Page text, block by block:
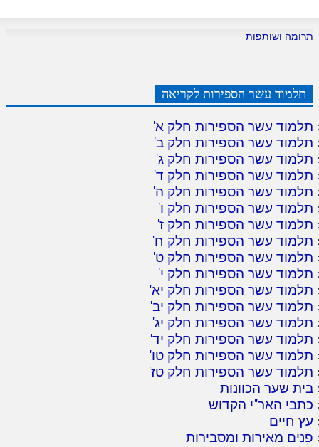
תרומה ושותפות
תלמוד עשר הספירות לקריאה
תלמוד עשר הספירות חלק א'
תלמוד עשר הספירות חלק ב'
תלמוד עשר הספירות חלק ג'
תלמוד עשר הספירות חלק ד'
תלמוד עשר הספירות חלק ה'
תלמוד עשר הספירות חלק ו'
תלמוד עשר הספירות חלק ז'
תלמוד עשר הספירות חלק ח'
תלמוד עשר הספירות חלק ט'
תלמוד עשר הספירות חלק י'
תלמוד עשר הספירות חלק יא'
תלמוד עשר הספירות חלק יב'
תלמוד עשר הספירות חלק יג'
תלמוד עשר הספירות חלק יד'
תלמוד עשר הספירות חלק טו'
תלמוד עשר הספירות חלק טז'
בית שער הכוונות
כתבי האר"י הקדוש
עץ חיים
פנים מאירות ומסבירות